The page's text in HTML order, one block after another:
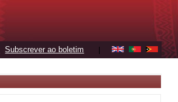
Subscrever ao boletim